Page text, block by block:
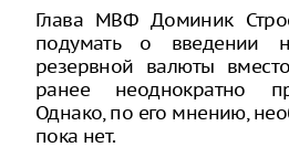
Глава МВФ Доминик
подумать о введении
резервной валюты
ранее неоднократно
Однако, по его мнению,
пока нет.